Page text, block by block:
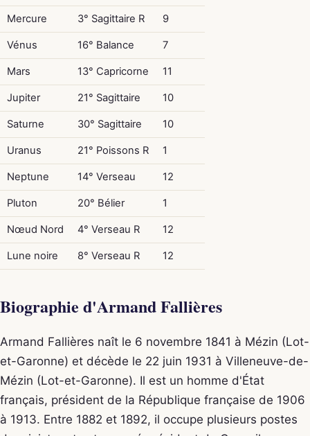
Mercure 3° Sagittaire R 9
Vénus 16° Balance 7
Mars 13° Capricorne 11
Jupiter 21° Sagittaire 10
Saturne 30° Sagittaire 10
Uranus 21° Poissons R 1
Neptune 14° Verseau 12
Pluton 20° Bélier 1
Nœud Nord 4° Verseau R 12
Lune noire 8° Verseau R 12
Biographie d'Armand Fallières
Armand Fallières naît le 6 novembre 1841 à Mézin (Lot-
et-Garonne) et décède le 22 juin 1931 à Villeneuve-de-
Mézin (Lot-et-Garonne). Il est un homme d'État
français, président de la République française de 1906
à 1913. Entre 1882 et 1892, il occupe plusieurs postes